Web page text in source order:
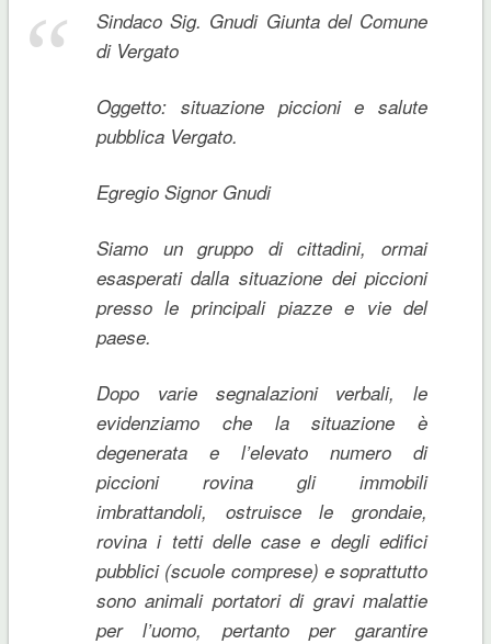
Sindaco Sig. Gnudi Giunta del Comune
di Vergato
Oggetto: situazione piccioni e salute
pubblica Vergato.
Egregio Signor Gnudi
Siamo un gruppo di cittadini, ormai
esasperati dalla situazione dei piccioni
presso le principali piazze e vie del
paese.
Dopo varie segnalazioni verbali, le
evidenziamo che la situazione è
degenerata e l’elevato numero di
piccioni rovina gli immobili
imbrattandoli, ostruisce le grondaie,
rovina i tetti delle case e degli edifici
pubblici (scuole comprese) e soprattutto
sono animali portatori di gravi malattie
per l’uomo, pertanto per garantire